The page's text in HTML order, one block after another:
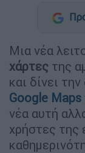
Μια νέα
χάρτες της
και δίνει
Google Maps
νέα αυτή
χρήστες της